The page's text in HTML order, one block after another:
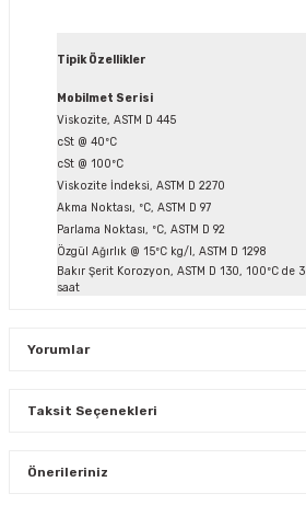
Tipik Özellikler
Mobilmet Serisi
Viskozite, ASTM D 445
cSt @ 40ºC
cSt @ 100ºC
Viskozite İndeksi, ASTM D 2270
Akma Noktası, ºC, ASTM D 97
Parlama Noktası, ºC, ASTM D 92
Özgül Ağırlık @ 15ºC kg/l, ASTM D 1298
Bakır Şerit Korozyon, ASTM D 130, 100ºC de 3
saat
Yorumlar
Taksit Seçenekleri
Önerileriniz